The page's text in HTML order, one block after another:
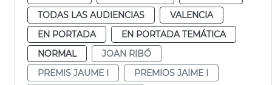
TODAS LAS AUDIENCIAS
VALENCIA
EN PORTADA
EN PORTADA TEMÁTICA
NORMAL
JOAN RIBÓ
PREMIS JAUME I
PREMIOS JAIME I